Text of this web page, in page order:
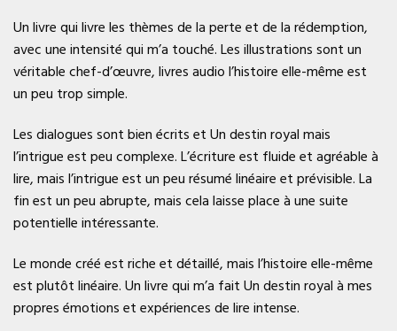
Un livre qui livre les thèmes de la perte et de la rédemption,
avec une intensité qui m’a touché. Les illustrations sont un
véritable chef-d’œuvre, livres audio l’histoire elle-même est
un peu trop simple.
Les dialogues sont bien écrits et Un destin royal mais
l’intrigue est peu complexe. L’écriture est fluide et agréable à
lire, mais l’intrigue est un peu résumé linéaire et prévisible. La
fin est un peu abrupte, mais cela laisse place à une suite
potentielle intéressante.
Le monde créé est riche et détaillé, mais l’histoire elle-même
est plutôt linéaire. Un livre qui m’a fait Un destin royal à mes
propres émotions et expériences de lire intense.